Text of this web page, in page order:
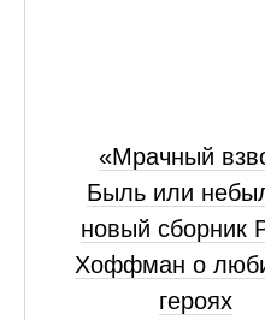
«Мрачный
Быль или
новый сборник
Хоффман о
героях